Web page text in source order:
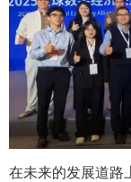
在未来的发展道路